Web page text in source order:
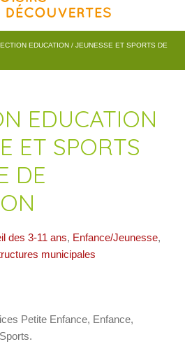
EDUCATION / JEUNESSE ET SPORTS DE
EDUCATION
ET SPORTS
DE
des 3-11 ans, Enfance/Jeunesse,
municipales
Petite Enfance, Enfance,